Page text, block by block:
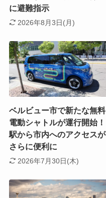
に避難指示
2026年8月3日(月)
ベルビュー市で新たな無料
電動シャトルが運行開始！
駅から市内へのアクセスが
さらに便利に
2026年7月30日(木)